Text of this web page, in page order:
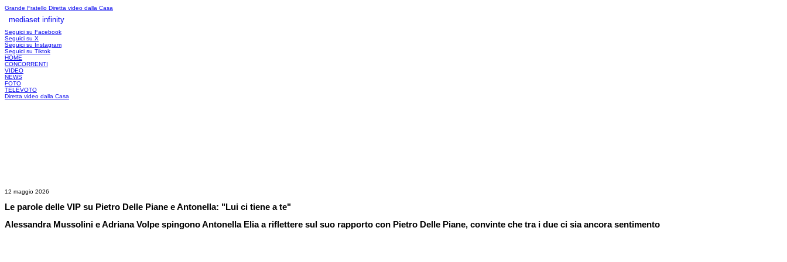
Grande Fratello Diretta video dalla Casa
mediaset infinity
Seguici su Facebook
Seguici su X
Seguici su Instagram
Seguici su Tiktok
HOME
CONCORRENTI
VIDEO
NEWS
FOTO
TELEVOTO
Diretta video dalla Casa
12 maggio 2026
Le parole delle VIP su Pietro Delle Piane e Antonella: "Lui ci tiene a te"
Alessandra Mussolini e Adriana Volpe spingono Antonella Elia a riflettere sul suo rapporto con Pietro Delle Piane, convinte che tra i due ci sia ancora sentimento